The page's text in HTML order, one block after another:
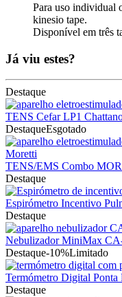
Para uso individual
kinesio tape.
Disponível em três
Já viu estes?
Destaque
TENS Cefar LP1
DestaqueEsgotado
TENS/EMS Combo
Destaque
Espirómetro Incentivo
Destaque
Nebulizador MiniMax
Destaque-10%Limitado
Termómetro Digital
Destaque